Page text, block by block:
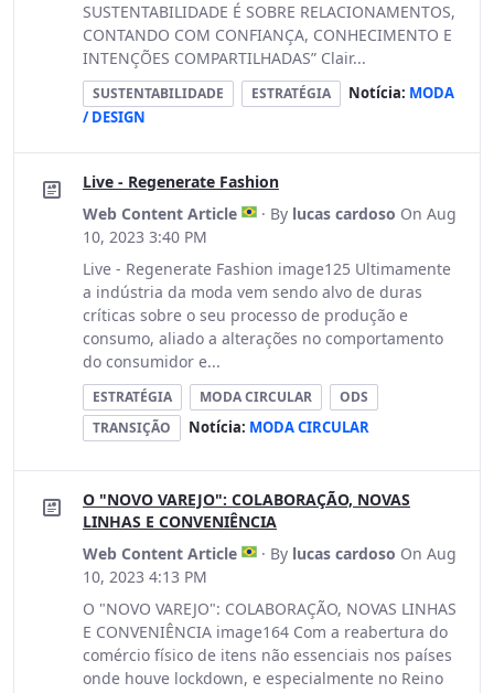
SUSTENTABILIDADE É SOBRE RELACIONAMENTOS,
CONTANDO COM CONFIANÇA, CONHECIMENTO E
INTENÇÕES COMPARTILHADAS” Clair...
SUSTENTABILIDADE ESTRATÉGIA Notícia: MODA
/ DESIGN
Live - Regenerate Fashion
Web Content Article
· By lucas cardoso On Aug
10, 2023 3:40 PM
Live - Regenerate Fashion image125 Ultimamente
a indústria da moda vem sendo alvo de duras
críticas sobre o seu processo de produção e
consumo, aliado a alterações no comportamento
do consumidor e...
ESTRATÉGIA MODA CIRCULAR
ODS
TRANSIÇÃO
Notícia: MODA CIRCULAR
O "NOVO VAREJO": COLABORAÇÃO, NOVAS
LINHAS E CONVENIÊNCIA
Web Content Article
· By lucas cardoso On Aug
10, 2023 4:13 PM
O "NOVO VAREJO": COLABORAÇÃO, NOVAS LINHAS
E CONVENIÊNCIA image164 Com a reabertura do
comércio físico de itens não essenciais nos países
onde houve lockdown, e especialmente no Reino